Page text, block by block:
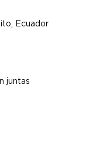
Ecuador
juntas